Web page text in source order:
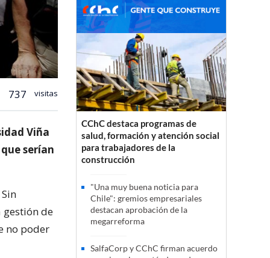
737 visitas
Viña
serían
gestión de
no poder
CChC destaca programas de
salud, formación y atención social
para trabajadores de la
construcción
"Una muy buena noticia para
Chile": gremios empresariales
destacan aprobación de la
megarreforma
SalfaCorp y CChC firman acuerdo